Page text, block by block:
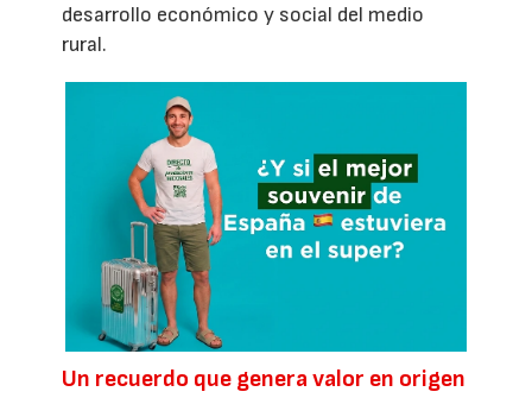
desarrollo económico y social del medio
rural.
Un recuerdo que genera valor en origen